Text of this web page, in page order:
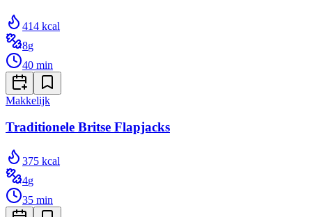
414 kcal
8g
40 min
Makkelijk
Traditionele Britse Flapjacks
375 kcal
4g
35 min